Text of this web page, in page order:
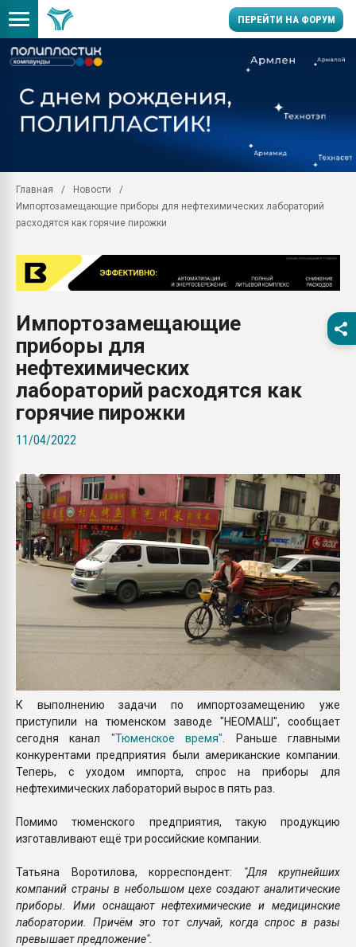
ПЕРЕЙТИ НА ФОРУМ
заводу пластмасс"
28.07.2026
первый план в
28.07.2026
ситуацией на
бутылок
Главная
Новости
Импортозамещающие приборы для нефтехимических лабораторий
расходятся как горячие пирожки
Импортозамещающие
приборы для
нефтехимических
лабораторий расходятся как
горячие пирожки
11/04/2022
К выполнению задачи по импортозамещению уже
приступили на тюменском заводе "НЕОМАШ", сообщает
сегодня канал "Тюменское время" . Раньше главными
конкурентами предприятия были американские компании.
Теперь, с уходом импорта, спрос на приборы для
нефтехимических лабораторий вырос в пять раз.
Помимо тюменского предприятия, такую продукцию
изготавливают ещё три российские компании.
Татьяна Воротилова, корреспондент: "Для крупнейших
компаний страны в небольшом цехе создают аналитические
приборы. Ими оснащают нефтехимические и медицинские
лаборатории. Причём это тот случай, когда спрос в разы
превышает предложение".